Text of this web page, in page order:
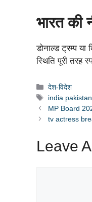
भारत की
डोनाल्ड ट्रम्प
स्थिति पूरी
Categories
देश-विदेश
Tags
india pakistan
MP Board
tv actress
Leave